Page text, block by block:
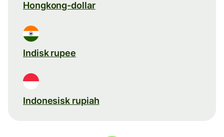
Hongkong-dollar
Indisk rupee
Indonesisk rupiah